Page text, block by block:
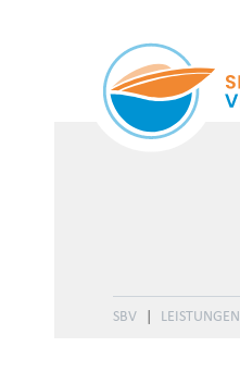
SBV LEISTUNGEN